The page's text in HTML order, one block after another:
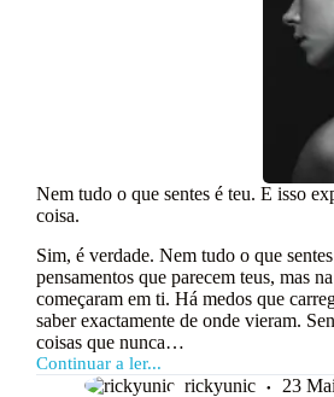
Nem tudo o que sentes é teu. E isso
coisa.
Sim, é verdade. Nem tudo o que
pensamentos que parecem teus, mas
começaram em ti. Há medos que
saber exactamente de onde vieram.
coisas que nunca…
Continuar a ler...
rickyunic
23